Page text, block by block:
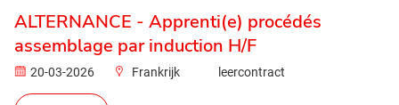
ALTERNANCE - Apprenti(e) procédés
assemblage par induction H/F
20-03-2026 Frankrijk leercontract